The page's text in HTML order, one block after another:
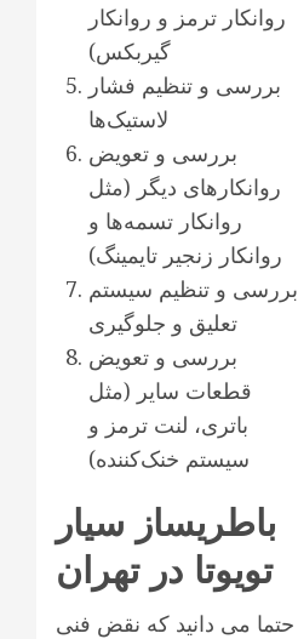
روانکار ترمز و روانکار
گیربکس)
بررسی و تنظیم فشار
لاستیک‌ها
بررسی و تعویض
روانکارهای دیگر (مثل
روانکار تسمه‌ها و
روانکار زنجیر تایمینگ)
بررسی و تنظیم سیستم
تعلیق و جلوگیری
بررسی و تعویض
قطعات سایر (مثل
باتری، لنت ترمز و
سیستم خنک‌کننده)
باطریساز سیار
تویوتا در تهران
حتما می دانید که نقض فنی